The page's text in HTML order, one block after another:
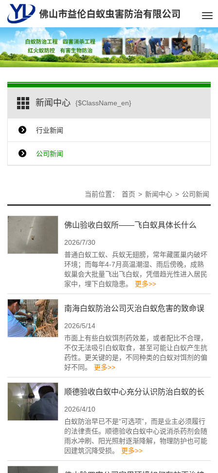
新闻中心 {$ClassName_en}
行业新闻
公司新闻
当前位置： 首页 > 新闻中心 > 公司新闻
佛山验收白蚁所——飞白蚁具体长什么
样？
2026/7/30
普通白蚁工蚁、兵蚁无翅膀，常年藏匿巢内破坏
环境；而每年4-7月高温潮湿、雨后傍晚，成熟
蚁巢会大批量飞出飞白蚁，凭借趋光性进入居民
家中，埋下白蚁隐患。
更多>>
南海白蚁防治公司灭治白蚁危害的致命误
区
2026/5/14
市面上有些白蚁饵剂药效差，或者配比不合理，
不仅无法吸引白蚁取食，甚至可能让白蚁产生抗
药性。更关键的是，不同种类的白蚁对饵剂的偏
好不同。
更多>>
顺德验收白蚁中心充分认识防治白蚁的长
期性
2026/4/10
白蚁防治早已不是“可选项”，而是业主必须履行
的法律责任。顺德验收白蚁中心说消杀药剂会随
雨水冲刷、阳光照射逐渐降解，物理防护也可能
因建筑沉降受损。
更多>>